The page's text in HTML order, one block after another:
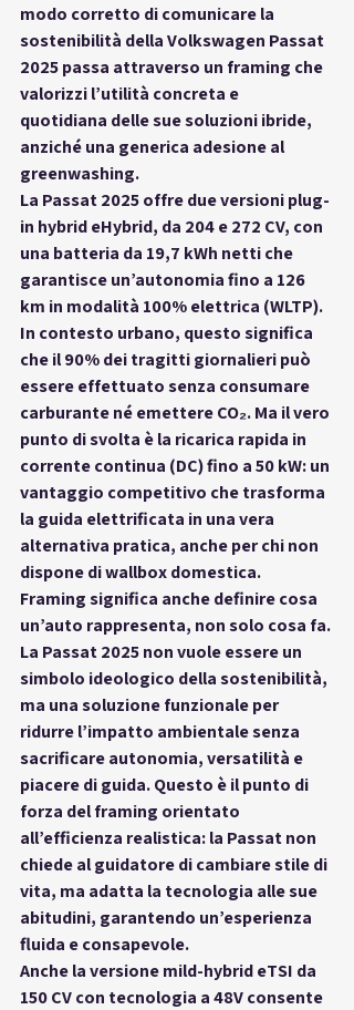
modo corretto di comunicare la
sostenibilità della Volkswagen Passat
2025 passa attraverso un framing che
valorizzi l’utilità concreta e
quotidiana delle sue soluzioni ibride,
anziché una generica adesione al
greenwashing.
La Passat 2025 offre due versioni plug-
in hybrid eHybrid, da 204 e 272 CV, con
una batteria da 19,7 kWh netti che
garantisce un’autonomia fino a 126
km in modalità 100% elettrica (WLTP).
In contesto urbano, questo significa
che il 90% dei tragitti giornalieri può
essere effettuato senza consumare
carburante né emettere CO₂. Ma il vero
punto di svolta è la ricarica rapida in
corrente continua (DC) fino a 50 kW: un
vantaggio competitivo che trasforma
la guida elettrificata in una vera
alternativa pratica, anche per chi non
dispone di wallbox domestica.
Framing significa anche definire cosa
un’auto rappresenta, non solo cosa fa.
La Passat 2025 non vuole essere un
simbolo ideologico della sostenibilità,
ma una soluzione funzionale per
ridurre l’impatto ambientale senza
sacrificare autonomia, versatilità e
piacere di guida. Questo è il punto di
forza del framing orientato
all’efficienza realistica: la Passat non
chiede al guidatore di cambiare stile di
vita, ma adatta la tecnologia alle sue
abitudini, garantendo un’esperienza
fluida e consapevole.
Anche la versione mild-hybrid eTSI da
150 CV con tecnologia a 48V consente